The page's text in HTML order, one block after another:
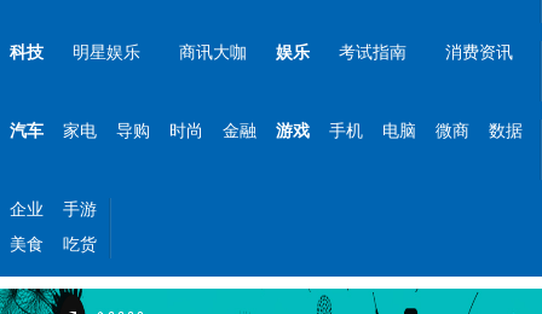
科技 明星娱乐 商讯大咖 娱乐 考试指南 消费资讯
汽车 家电 导购 时尚 金融 游戏 手机 电脑 微商 数据
企业
手游
美食
吃货